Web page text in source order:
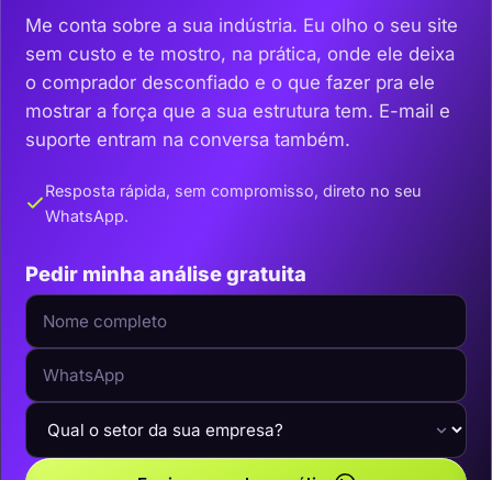
Me conta sobre a sua indústria. Eu olho o seu site
sem custo e te mostro, na prática, onde ele deixa
o comprador desconfiado e o que fazer pra ele
mostrar a força que a sua estrutura tem. E-mail e
suporte entram na conversa também.
Resposta rápida, sem compromisso, direto no seu
WhatsApp.
Pedir minha análise gratuita